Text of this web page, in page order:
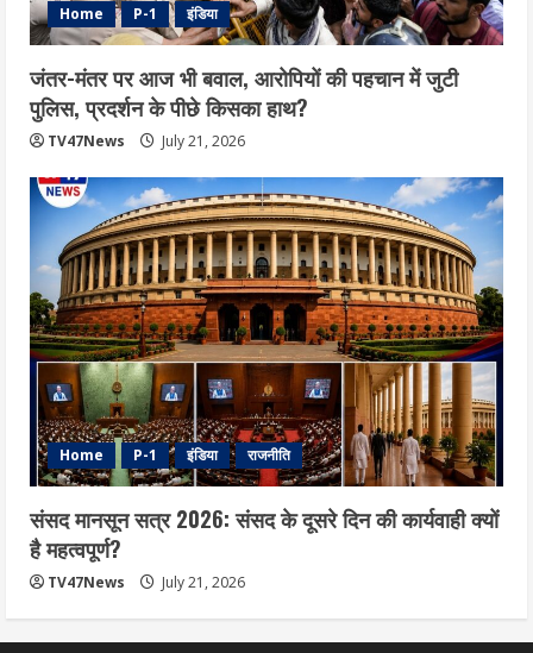
Home P-1 इंडिया
जंतर-मंतर पर आज भी बवाल, आरोपियों की पहचान में जुटी
पुलिस, प्रदर्शन के पीछे किसका हाथ?
TV47News July 21, 2026
Home P-1 इंडिया राजनीति
संसद मानसून सत्र 2026: संसद के दूसरे दिन की कार्यवाही क्यों
है महत्वपूर्ण?
TV47News July 21, 2026